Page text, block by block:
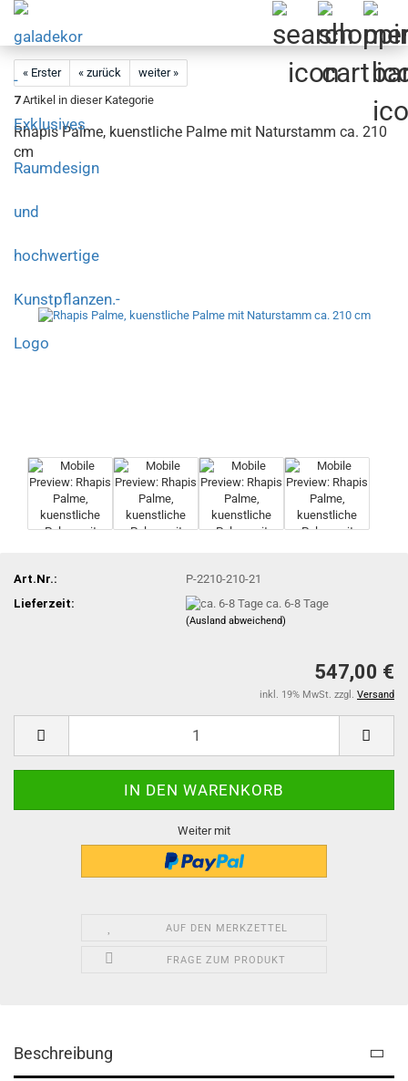
« Erster « zurück
weiter »
7Artikel in dieser Kategorie
Rhapis Palme, kuenstliche Palme mit Naturstamm ca. 210
cm
Art.Nr.:
P-2210-210-21
Lieferzeit:
ca. 6-8 Tage
(Ausland abweichend)
547,00 €
inkl. 19% MwSt. zzgl. Versand
Weiter mit
AUF DEN MERKZETTEL
FRAGE ZUM PRODUKT
Beschreibung